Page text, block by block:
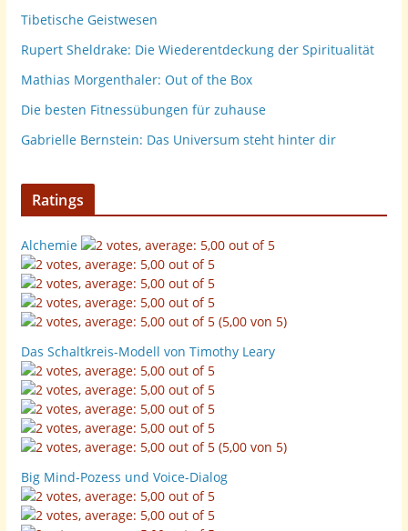
Tibetische Geistwesen
Rupert Sheldrake: Die Wiederentdeckung der Spiritualität
Mathias Morgenthaler: Out of the Box
Die besten Fitnessübungen für zuhause
Gabrielle Bernstein: Das Universum steht hinter dir
Ratings
Alchemie
(5,00 von 5)
Das Schaltkreis-Modell von Timothy Leary
(5,00 von 5)
Big Mind-Pozess und Voice-Dialog